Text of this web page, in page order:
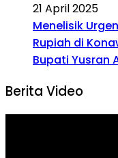
21 April 2025
Menelisik
Rupiah di
Bupati Yusran
Berita Video